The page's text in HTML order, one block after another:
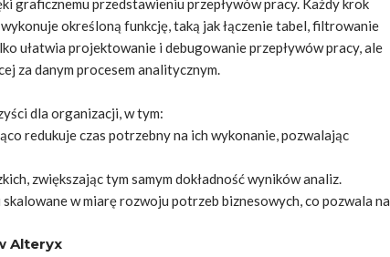
graficznemu przedstawieniu przepływów pracy. Każdy krok
określoną funkcję, taką jak łączenie tabel, filtrowanie
ułatwia projektowanie i debugowanie przepływów pracy, ale
za danym procesem analitycznym.
dla organizacji, w tym:
redukuje czas potrzebny na ich wykonanie, pozwalając
zwiększając tym samym dokładność wyników analiz.
w miarę rozwoju potrzeb biznesowych, co pozwala na
Alteryx